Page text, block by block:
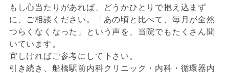
もし心当たりがあれば、どうかひとりで抱え込まず
に、ご相談ください。「あの頃と比べて、毎月が全然
つらくなくなった」という声を、当院でもたくさん聞
いています。
宜しければご参考にして下さい。
引き続き、船橋駅前内科クリニック・内科・循環器内